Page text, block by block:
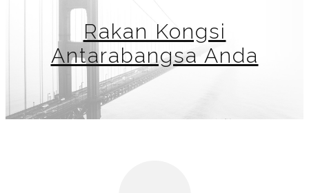
Rakan Kongsi
Antarabangsa Anda